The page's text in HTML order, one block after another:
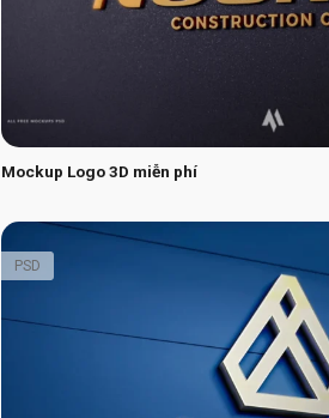
Mockup Logo 3D miễn phí
PSD